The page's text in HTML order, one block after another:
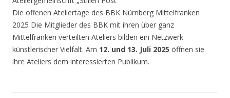
Die offenen Ateliertage des BBK Nürnberg Mittelfranken
2025 Die Mitglieder des BBK mit ihren über ganz
Mittelfranken verteilten Ateliers bilden ein Netzwerk
künstlerischer Vielfalt. Am 12. und 13. Juli 2025 öffnen sie
ihre Ateliers dem interessierten Publikum.